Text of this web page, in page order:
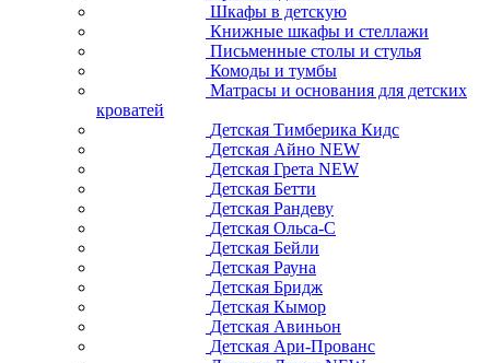
Шкафы в детскую
Книжные шкафы и стеллажи
Письменные столы и стулья
Комоды и тумбы
Матрасы и основания для детских
кроватей
Детская Тимберика Кидс
Детская Айно NEW
Детская Грета NEW
Детская Бетти
Детская Рандеву
Детская Ольса-С
Детская Бейли
Детская Рауна
Детская Бридж
Детская Кымор
Детская Авиньон
Детская Ари-Прованс